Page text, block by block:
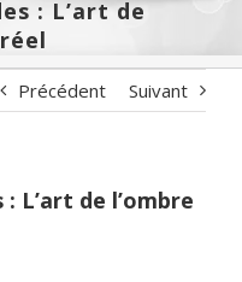
: L’art de
Précédent Suivant
L’art de l’ombre